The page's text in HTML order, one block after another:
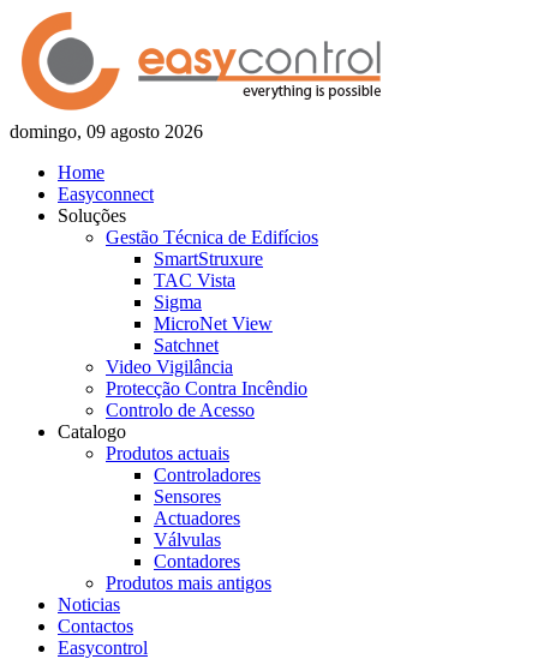
domingo, 09 agosto 2026
Home
Easyconnect
Soluções
Gestão Técnica de Edifícios
SmartStruxure
TAC Vista
Sigma
MicroNet View
Satchnet
Video Vigilância
Protecção Contra Incêndio
Controlo de Acesso
Catalogo
Produtos actuais
Controladores
Sensores
Actuadores
Válvulas
Contadores
Produtos mais antigos
Noticias
Contactos
Easycontrol